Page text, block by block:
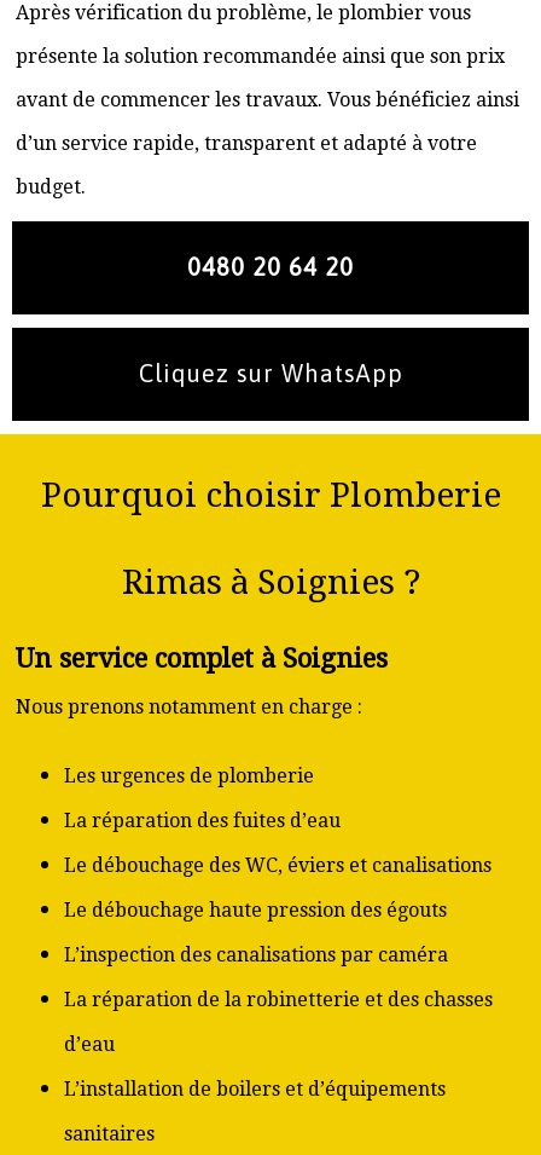
Après vérification du problème, le plombier vous
présente la solution recommandée ainsi que son prix
avant de commencer les travaux. Vous bénéficiez ainsi
d’un service rapide, transparent et adapté à votre
budget.
0480 20 64 20
Cliquez sur WhatsApp
Pourquoi choisir Plomberie
Rimas à Soignies ?
Un service complet à Soignies
Nous prenons notamment en charge :
Les urgences de plomberie
La réparation des fuites d’eau
Le débouchage des WC, éviers et canalisations
Le débouchage haute pression des égouts
L’inspection des canalisations par caméra
La réparation de la robinetterie et des chasses
d’eau
L’installation de boilers et d’équipements
sanitaires